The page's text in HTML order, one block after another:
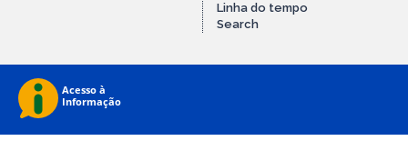
Linha do tempo
Search